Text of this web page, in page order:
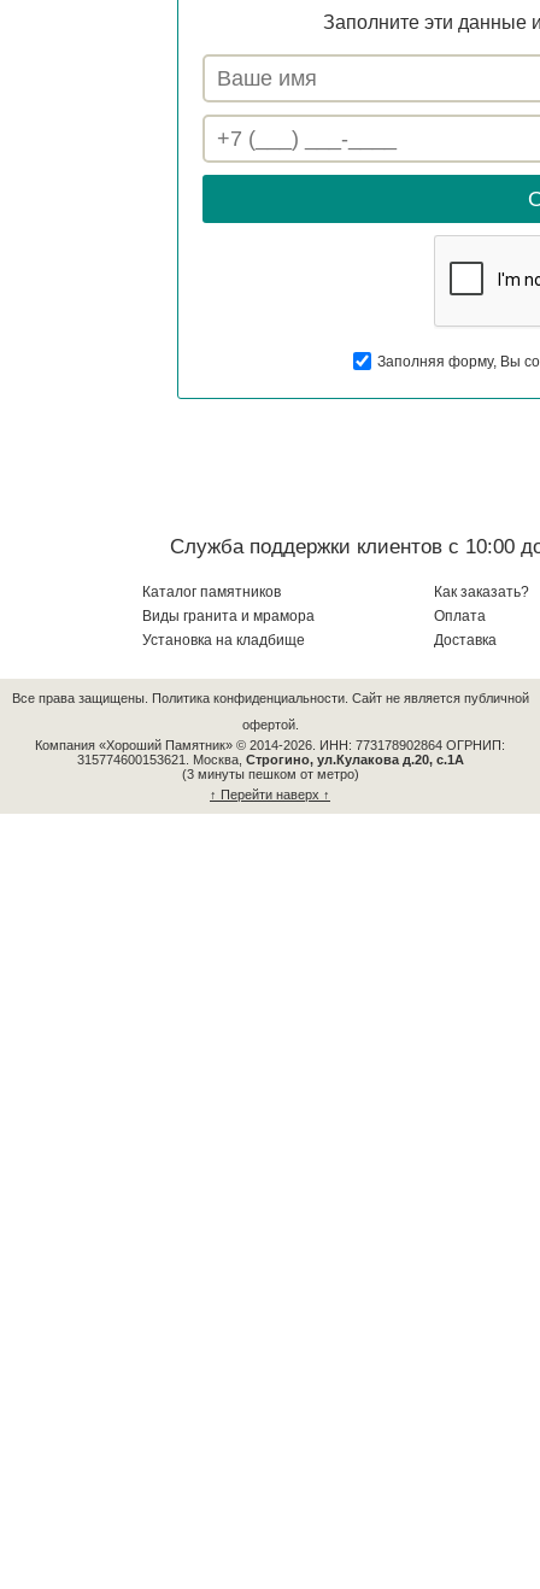
Заполните эти данные
Заполняя форму, Вы
Служба поддержки клиентов с 10:00
Каталог памятников
Виды гранита и мрамора
Установка на кладбище
Как заказать?
Оплата
Доставка
Все права защищены. Политика конфиденциальности. Сайт не является публичной
офертой.
Компания «Хороший Памятник» © 2014-2026. ИНН: 773178902864 ОГРНИП:
315774600153621.
Москва, Строгино, ул.Кулакова д.20, с.1А
(3 минуты пешком от метро)
↑ Перейти наверх ↑